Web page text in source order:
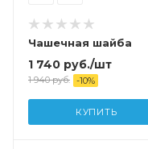
Чашечная шайба
1 740 руб./шт
1 940руб. -10%
КУПИТЬ